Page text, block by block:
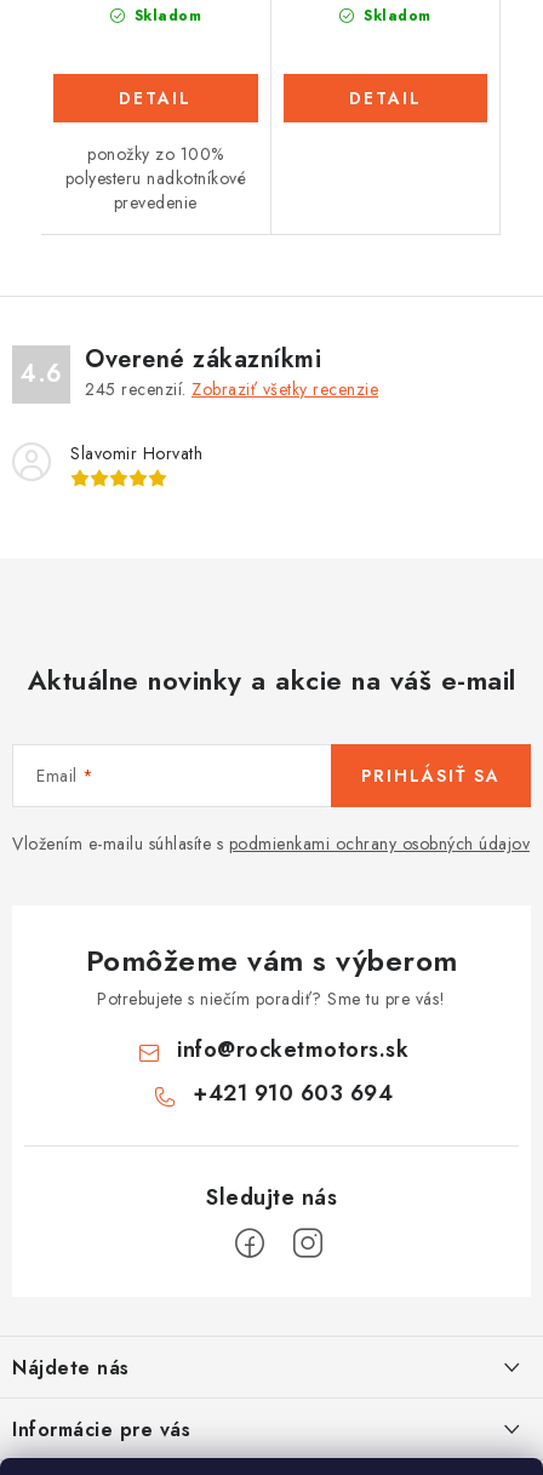
Skladom
DETAIL
ponožky zo 100%
polyesteru nadkotníkové
prevedenie
Skladom
DETAIL
4.6 Overené zákazníkmi
245 recenzií. Zobraziť všetky recenzie
Slavomir Horvath
Aktuálne novinky a akcie na váš e-mail
Email
Vložením e-mailu súhlasíte s podmienkami ochrany osobných údajov
PRIHLÁSIŤ SA
Pomôžeme vám s výberom
Potrebujete s niečím poradiť? Sme tu pre vás!
info@rocketmotors.sk
+421 910 603 694
p
ä
t
Nájdete nás
Informácie pre vás